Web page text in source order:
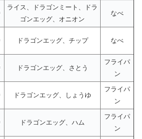
ライス、ドラゴンミート、ドラ
ゴンエッグ、オニオン
なべ
ドラゴンエッグ、チップ なべ
ドラゴンエッグ、さとう
フライパ
ン
ドラゴンエッグ、しょうゆ
フライパ
ン
ドラゴンエッグ、ハム
フライパ
ン